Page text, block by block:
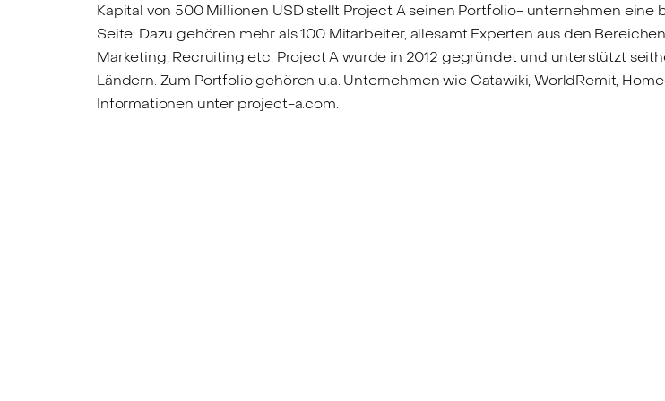
Kapital von 500 Millionen USD stellt Project A seinen Portfolio- unternehmen
Seite: Dazu gehören mehr als 100 Mitarbeiter, allesamt Experten aus den
Marketing, Recruiting etc. Project A wurde in 2012 gegründet und unterstützt
Ländern. Zum Portfolio gehören u.a. Unternehmen wie Catawiki, WorldRemit,
Informationen unter project-a.com.